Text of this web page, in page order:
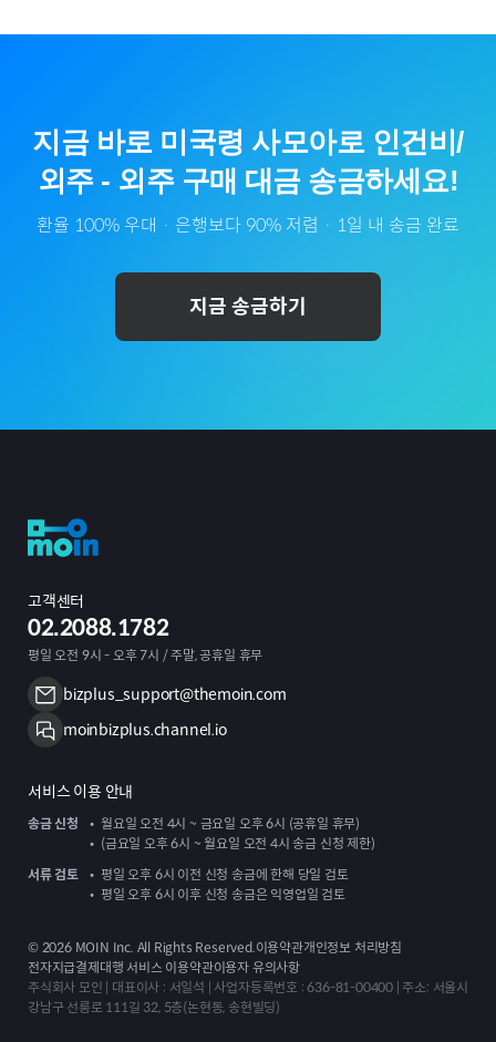
지금 바로 미국령 사모아로 인건비/
외주- 외주구매 대금 송금하세요!
환율 100% 우대 · 은행보다 90% 저렴 · 1일 내 송금 완료
지금 송금하기
고객센터
02.2088.1782
평일 오전 9시 - 오후 7시 / 주말, 공휴일 휴무
bizplus_support@themoin.com
moinbizplus.channel.io
서비스 이용 안내
송금 신청
월요일 오전 4시 ~ 금요일 오후 6시 (공휴일 휴무)
(금요일 오후 6시 ~ 월요일 오전 4시 송금 신청 제한)
서류 검토
평일 오후 6시 이전 신청 송금에 한해 당일 검토
평일 오후 6시 이후 신청 송금은 익영업일 검토
© 2026MOIN Inc. All Rights Reserved.이용약관개인정보 처리방침
전자지급결제대행 서비스 이용약관이용자 유의사항
주식회사 모인 | 대표이사 : 서일석 | 사업자등록번호 : 636-81-00400 | 주소: 서울시
강남구 선릉로 111길 32, 5층(논현동, 송현빌딩)